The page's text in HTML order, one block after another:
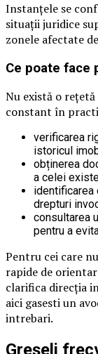
Instanțele se
situații juridice
zonele afectate
Ce poate face
Nu există o
constant în
verificarea
istoricul
obținerea
a celei
identificarea
drepturi
consultarea
pentru a
Pentru cei care
rapide de
clarifica direcția
aici gasesti un
intrebari.
Greșeli